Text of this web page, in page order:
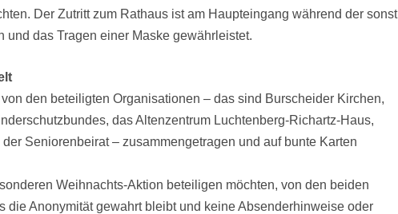
Der Zutritt zum Rathaus ist am Haupteingang während der sonst
das Tragen einer Maske gewährleistet.
den beteiligten Organisationen – das sind Burscheider Kirchen,
das Altenzentrum Luchtenberg-Richartz-Haus,
Seniorenbeirat – zusammengetragen und auf bunte Karten
Weihnachts-Aktion beteiligen möchten, von den beiden
die Anonymität gewahrt bleibt und keine Absenderhinweise oder